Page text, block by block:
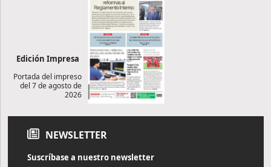
Edición Impresa
Portada del impreso
del 7 de agosto de
2026
NEWSLETTER
Suscríbase a nuestro newsletter